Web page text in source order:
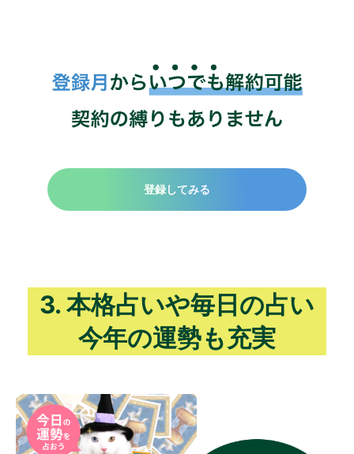
登録してみる
3. 本格占いや毎日の占い
今年の運勢も充実